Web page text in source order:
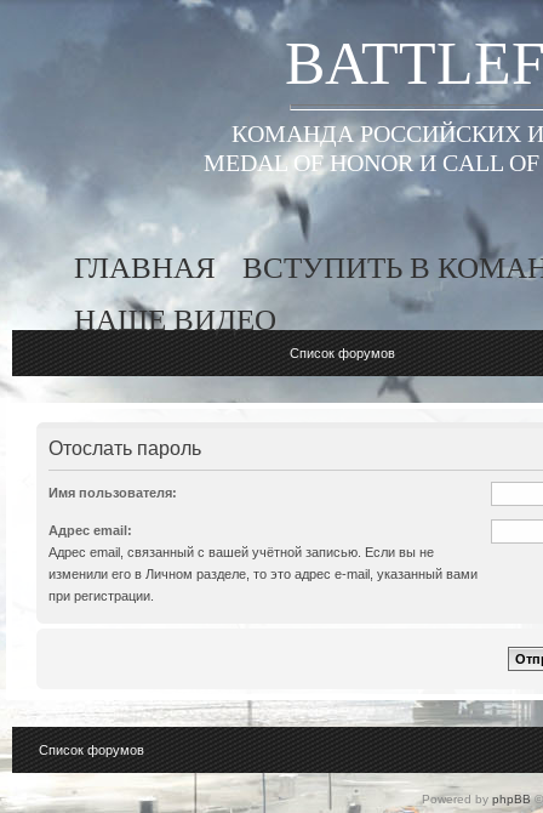
КОМАНДА РОССИЙСКИХ
MEDAL OF HONOR И
ГЛАВНАЯ
ВСТУПИТЬ В
НАШЕ ВИДЕО
Список форумов
Отослать пароль
Имя пользователя:
Адрес email:
Адрес email, связанный с вашей учётной записью. Если вы не
изменили его в Личном разделе, то это адрес e-mail, указанный вами
при регистрации.
Список форумов
Powered by phpBB©